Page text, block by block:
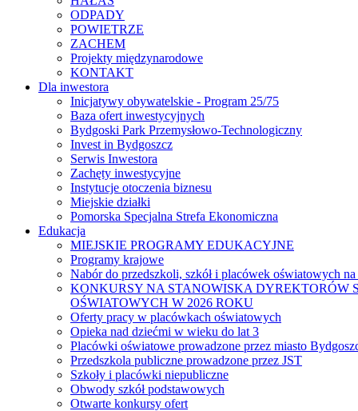
ODPADY
POWIETRZE
ZACHEM
Projekty międzynarodowe
KONTAKT
Dla inwestora
Inicjatywy obywatelskie - Program 25/75
Baza ofert inwestycyjnych
Bydgoski Park Przemysłowo-Technologiczny
Invest in Bydgoszcz
Serwis Inwestora
Zachęty inwestycyjne
Instytucje otoczenia biznesu
Miejskie działki
Pomorska Specjalna Strefa Ekonomiczna
Edukacja
MIEJSKIE PROGRAMY EDUKACYJNE
Programy krajowe
Nabór do przedszkoli, szkół i placówek oświatowych
KONKURSY NA STANOWISKA DYREKTORÓW
OŚWIATOWYCH W 2026 ROKU
Oferty pracy w placówkach oświatowych
Opieka nad dziećmi w wieku do lat 3
Placówki oświatowe prowadzone przez miasto
Przedszkola publiczne prowadzone przez JST
Szkoły i placówki niepubliczne
Obwody szkół podstawowych
Otwarte konkursy ofert